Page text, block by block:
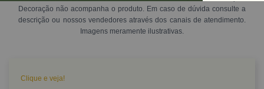
Decoração não acompanha o produto. Em caso de dúvida consulte a
descrição ou nossos vendedores através dos canais de atendimento.
Imagens meramente ilustrativas.
Clique e veja!